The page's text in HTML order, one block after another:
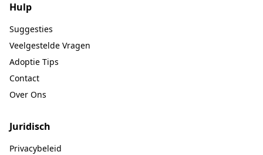
Hulp
Suggesties
Veelgestelde Vragen
Adoptie Tips
Contact
Over Ons
Juridisch
Privacybeleid